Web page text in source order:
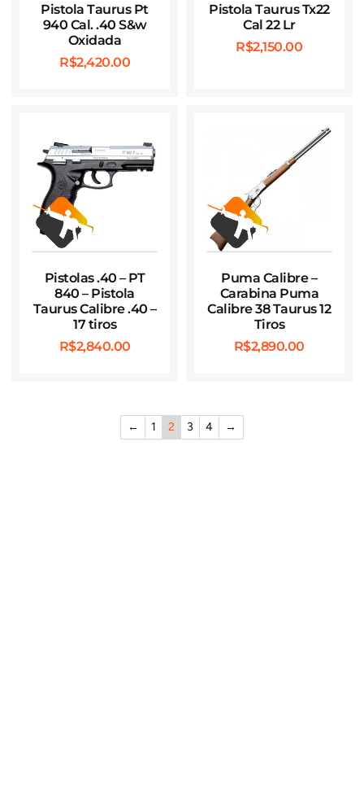
Pistola Taurus Pt
940 Cal. .40 S&w
Oxidada
R$2,420.00
Pistola Taurus Tx22
Cal 22 Lr
R$2,150.00
Pistolas .40 – PT
840 – Pistola
Taurus Calibre .40 –
17 tiros
R$2,840.00
Puma Calibre –
Carabina Puma
Calibre 38 Taurus 12
Tiros
R$2,890.00
← 1 2 3 4 →